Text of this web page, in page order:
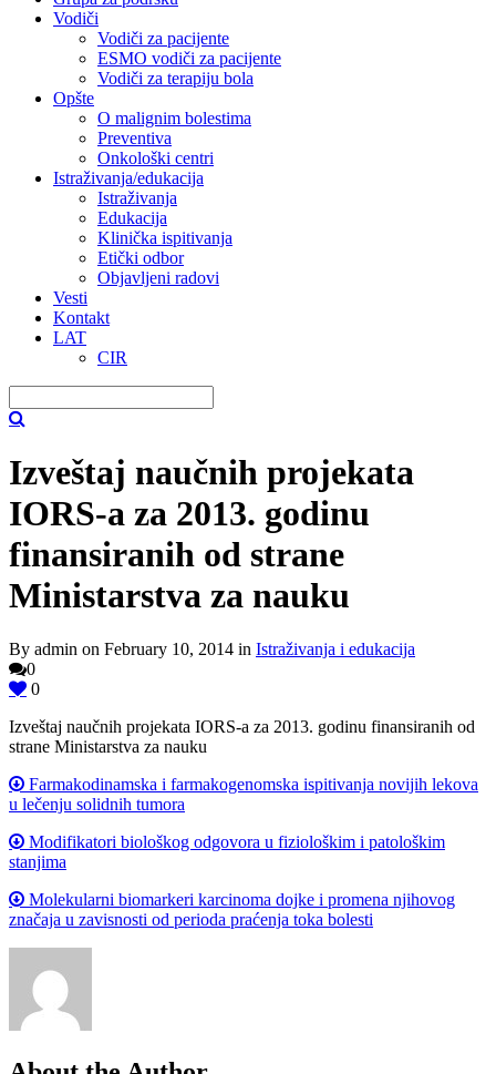
Vodiči
Vodiči za pacijente
ESMO vodiči za pacijente
Vodiči za terapiju bola
Opšte
O malignim bolestima
Preventiva
Onkološki centri
Istraživanja/edukacija
Istraživanja
Edukacija
Klinička ispitivanja
Etički odbor
Objavljeni radovi
Vesti
Kontakt
LAT
CIR
Izveštaj naučnih projekata
IORS-a za 2013. godinu
finansiranih od strane
Ministarstva za nauku
By admin on February 10, 2014 in Istraživanja i edukacija
0
0
Izveštaj naučnih projekata IORS-a za 2013. godinu finansiranih od
strane Ministarstva za nauku
Farmakodinamska i farmakogenomska ispitivanja novijih lekova
u lečenju solidnih tumora
Modifikatori biološkog odgovora u fiziološkim i patološkim
stanjima
Molekularni biomarkeri karcinoma dojke i promena njihovog
značaja u zavisnosti od perioda praćenja toka bolesti